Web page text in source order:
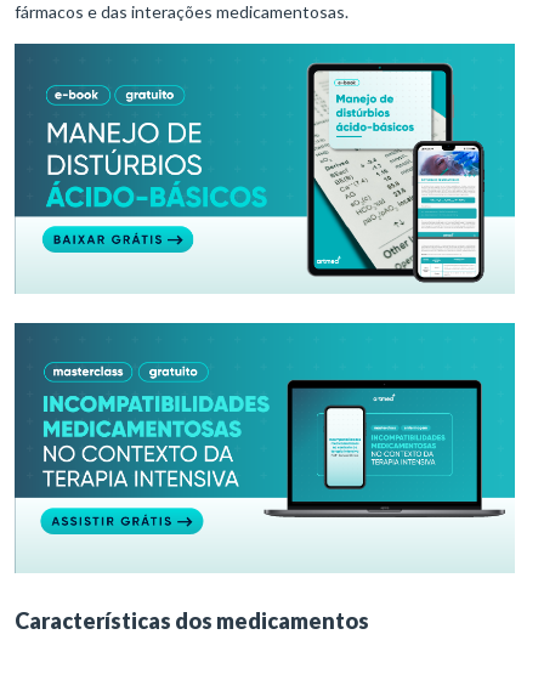
fármacos e das interações medicamentosas.
Características dos medicamentos